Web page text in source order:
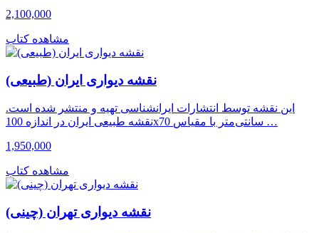
2,100,000
مشاهده کتاب
نقشه دیواری ایران (طبیعی)
این نقشه توسط انتشارات ایرانشناسی تهیه و منتشر شده است.
نقشه طبیعی ایران در اندازه 100x70 سانتی‌متر با مقیاس …
1,950,000
مشاهده کتاب
نقشه دیواری تهران (چینی)